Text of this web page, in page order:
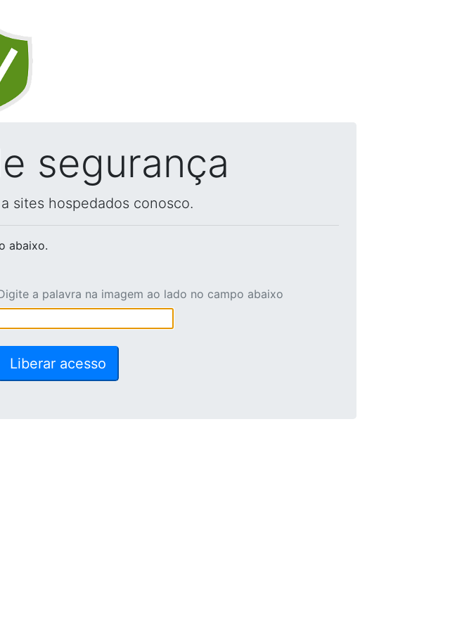
segurança
sites hospedados conosco.
abaixo.
a palavra na imagem ao lado no campo abaixo